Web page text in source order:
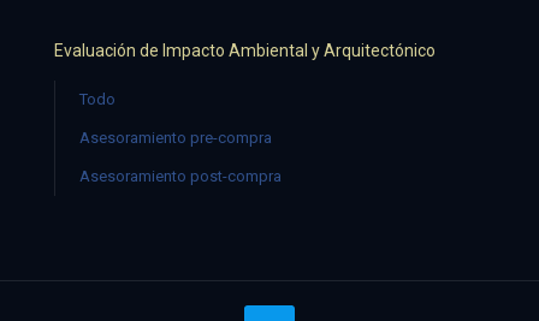
Evaluación de Impacto Ambiental y Arquitectónico
Todo
Asesoramiento pre-compra
Asesoramiento post-compra